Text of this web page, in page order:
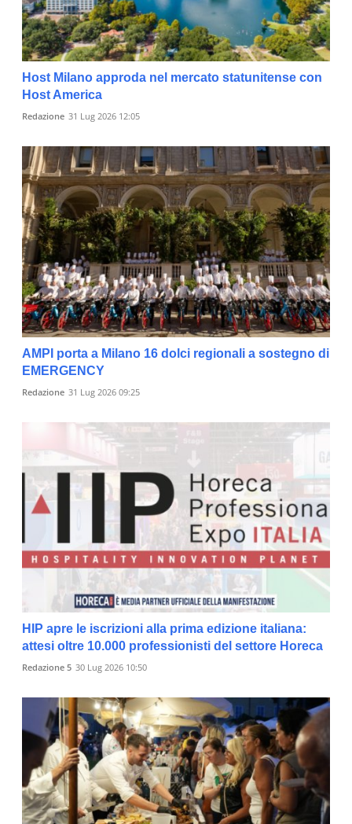
Host Milano approda nel mercato statunitense con
Host America
Redazione 31 Lug 2026 12:05
AMPI porta a Milano 16 dolci regionali a sostegno di
EMERGENCY
Redazione 31 Lug 2026 09:25
HIP apre le iscrizioni alla prima edizione italiana:
attesi oltre 10.000 professionisti del settore Horeca
Redazione 5 30 Lug 2026 10:50